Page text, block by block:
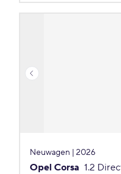
Neuwagen | 2026
Opel Corsa 1.2